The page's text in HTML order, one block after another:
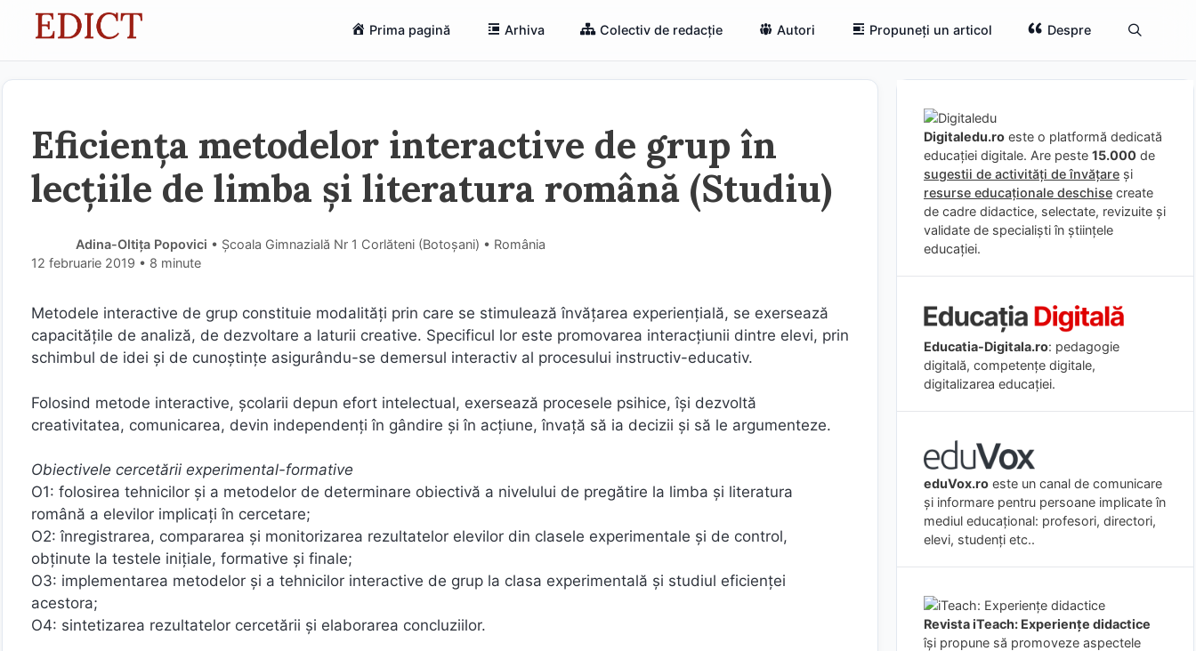
Prima pagină Arhiva Colectiv de redacție Autori Propuneți un articol Despre
Eficiența metodelor interactive de grup în
lecțiile de limba și literatura română (Studiu)
Adina-Oltița Popovici • Şcoala Gimnazială Nr 1 Corlăteni (Botoşani) • România
12 februarie 2019 • 8 minute
Metodele interactive de grup constituie modalităţi prin care se stimulează învăţarea experienţială, se exersează
capacităţile de analiză, de dezvoltare a laturii creative. Specificul lor este promovarea interacţiunii dintre elevi, prin
schimbul de idei şi de cunoştinţe asigurându-se demersul interactiv al procesului instructiv-educativ.
Folosind metode interactive, şcolarii depun efort intelectual, exersează procesele psihice, îşi dezvoltă
creativitatea, comunicarea, devin independenţi în gândire şi în acţiune, învaţă să ia decizii şi să le argumenteze.
Obiectivele cercetării experimental-formative
O1: folosirea tehnicilor şi a metodelor de determinare obiectivă a nivelului de pregătire la limba şi literatura
română a elevilor implicaţi în cercetare;
O2: înregistrarea, compararea şi monitorizarea rezultatelor elevilor din clasele experimentale şi de control,
obţinute la testele iniţiale, formative şi finale;
O3: implementarea metodelor şi a tehnicilor interactive de grup la clasa experimentală şi studiul eficienţei
acestora;
O4: sintetizarea rezultatelor cercetării şi elaborarea concluziilor.
Digitaledu.ro este o platformă dedicată
educației digitale. Are peste 15.000 de
sugestii de activități de învățare și
resurse educaționale deschise create
de cadre didactice, selectate, revizuite și
validate de specialiști în științele
educației.
Educatia-Digitala.ro: pedagogie
digitală, competențe digitale,
digitalizarea educației.
eduVox.ro este un canal de comunicare
și informare pentru persoane implicate în
mediul educațional: profesori, directori,
elevi, studenți etc..
Revista iTeach: Experienţe didactice
îşi propune să promoveze aspectele